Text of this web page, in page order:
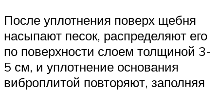
После уплотнения поверх щебня
насыпают песок, распределяют его
по поверхности слоем толщиной 3-
5 см, и уплотнение основания
виброплитой повторяют, заполняя